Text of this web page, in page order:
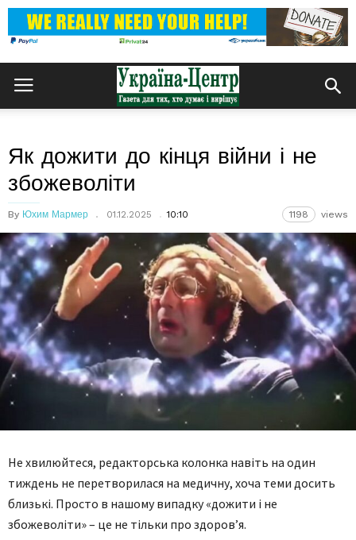
Як дожити до кінця війни і не
збожеволіти
By Юхим Мармер 01.12.2025 10:10 1198 views
Не хвилюйтеся, редакторська колонка навіть на один
тиждень не перетворилася на медичну, хоча теми досить
близькі. Просто в нашому випадку «дожити і не
збожеволіти» – це не тільки про здоров’я.